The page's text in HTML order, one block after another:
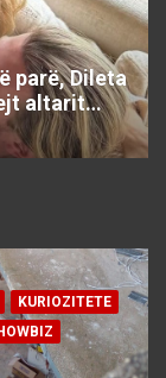
parë, Dileta
altarit…
KURIOZITETE